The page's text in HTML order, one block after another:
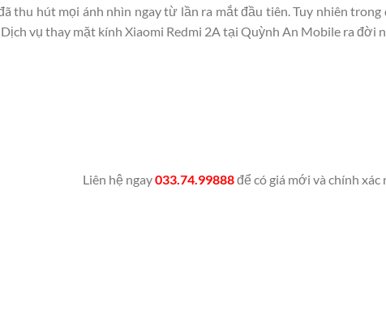
thu hút mọi ánh nhìn ngay từ lần ra mắt đầu tiên. Tuy nhiên
vụ thay mặt kính Xiaomi Redmi 2A tại Quỳnh An Mobile ra đời
Liên hệ ngay033.74.99888để có giá mới và chính xác